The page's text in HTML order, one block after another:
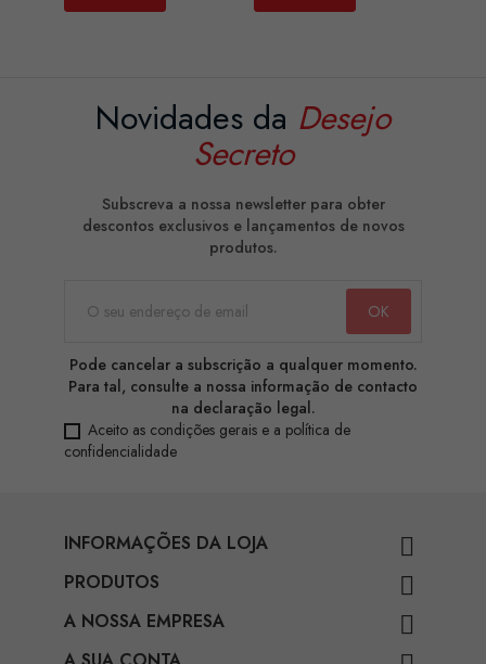
Novidades da Desejo
Secreto
Subscreva a nossa newsletter para obter
descontos exclusivos e lançamentos de novos
produtos.
Pode cancelar a subscrição a qualquer momento.
Para tal, consulte a nossa informação de contacto
na declaração legal.
Aceito as condições gerais e a política de
confidencialidade
INFORMAÇÕES DA LOJA 
PRODUTOS 
A NOSSA EMPRESA 